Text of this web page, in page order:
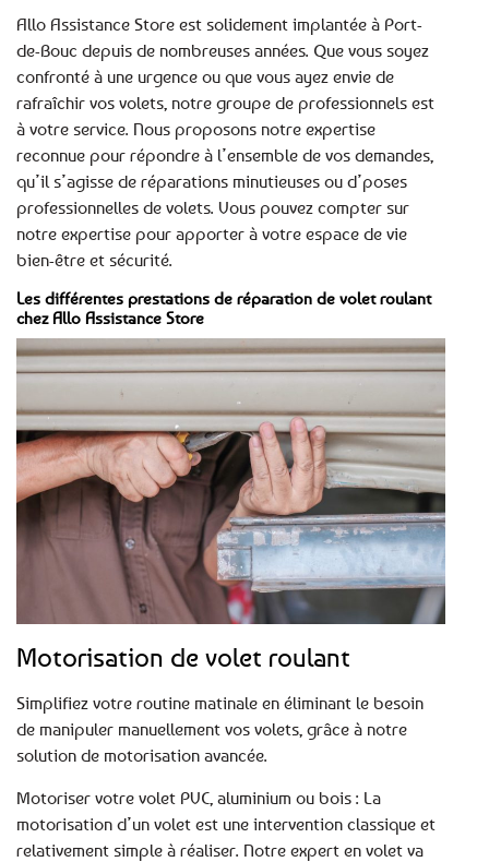
Allo Assistance Store est solidement implantée à Port-
de-Bouc depuis de nombreuses années. Que vous soyez
confronté à une urgence ou que vous ayez envie de
rafraîchir vos volets, notre groupe de professionnels est
à votre service. Nous proposons notre expertise
reconnue pour répondre à l’ensemble de vos demandes,
qu’il s’agisse de réparations minutieuses ou d’poses
professionnelles de volets. Vous pouvez compter sur
notre expertise pour apporter à votre espace de vie
bien-être et sécurité.
Les différentes prestations de réparation de volet roulant
chez Allo Assistance Store
Motorisation de volet roulant
Simplifiez votre routine matinale en éliminant le besoin
de manipuler manuellement vos volets, grâce à notre
solution de motorisation avancée.
Motoriser votre volet PVC, aluminium ou bois : La
motorisation d’un volet est une intervention classique et
relativement simple à réaliser. Notre expert en volet va